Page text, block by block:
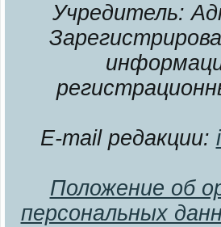
Учредитель:
E-mail редакции:
Положение об
персональных